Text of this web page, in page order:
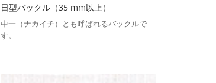
日型バックル（35 mm以上）
中一（ナカイチ）とも呼ばれるバックルで
す。